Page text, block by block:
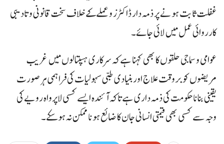
غفلت ثابت ہونے پر ذمہ دار ڈاکٹرز و عملے کے خلاف سخت قانونی و تادیبی
کارروائی عمل میں لائی جائے۔
عوامی و سماجی حلقوں کا بھی کہنا ہے کہ سرکاری ہسپتالوں میں غریب
مریضوں کو بروقت علاج اور بنیادی طبی سہولیات کی فراہمی ہر صورت
یقینی بنانا حکومت کی ذمہ داری ہے تاکہ آئندہ ایسے کسی لاپرواہ رویے کی
وجہ سے کسی بھی قیمتی انسانی جان کا ضائع ہونا ممکن نہ ہو سکے۔